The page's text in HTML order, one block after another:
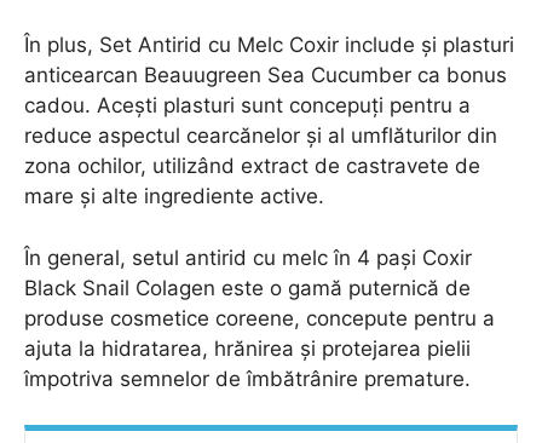
În plus, Set Antirid cu Melc Coxir include și plasturi
anticearcan Beauugreen Sea Cucumber ca bonus
cadou. Acești plasturi sunt concepuți pentru a
reduce aspectul cearcănelor și al umflăturilor din
zona ochilor, utilizând extract de castravete de
mare și alte ingrediente active.
În general, setul antirid cu melc în 4 pași Coxir
Black Snail Colagen este o gamă puternică de
produse cosmetice coreene, concepute pentru a
ajuta la hidratarea, hrănirea și protejarea pielii
împotriva semnelor de îmbătrânire premature.